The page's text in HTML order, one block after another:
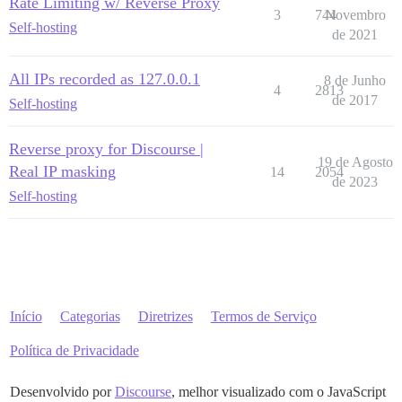
Self-hosting
3 744Novembro
de 2021
All IPs recorded as 127.0.0.1
Self-hosting
4 2813
8 de Junho
de 2017
Reverse proxy for Discourse |
Real IP masking
Self-hosting
14 2054
19 de Agosto
de 2023
Início Categorias Diretrizes Termos de Serviço
Política de Privacidade
Desenvolvido porDiscourse, melhor visualizado com o JavaScript